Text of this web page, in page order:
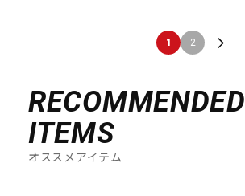
1 2
RECOMMENDED
ITEMS
オススメアイテム